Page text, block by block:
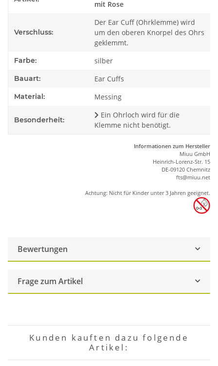
mit Rose
Verschluss:
Der Ear Cuff (Ohrklemme) wird
um den oberen Knorpel des Ohrs
geklemmt.
Farbe: silber
Bauart: Ear Cuffs
Material: Messing
Besonderheit:
Ein Ohrloch wird für die
Klemme nicht benötigt.
Informationen zum Hersteller
Miuu GmbH
Heinrich-Lorenz-Str. 15
DE-09120 Chemnitz
fts@miuu.net
Achtung: Nicht für Kinder unter 3 Jahren geeignet.
Bewertungen
Frage zum Artikel
Kunden kauften dazu folgende
Artikel: